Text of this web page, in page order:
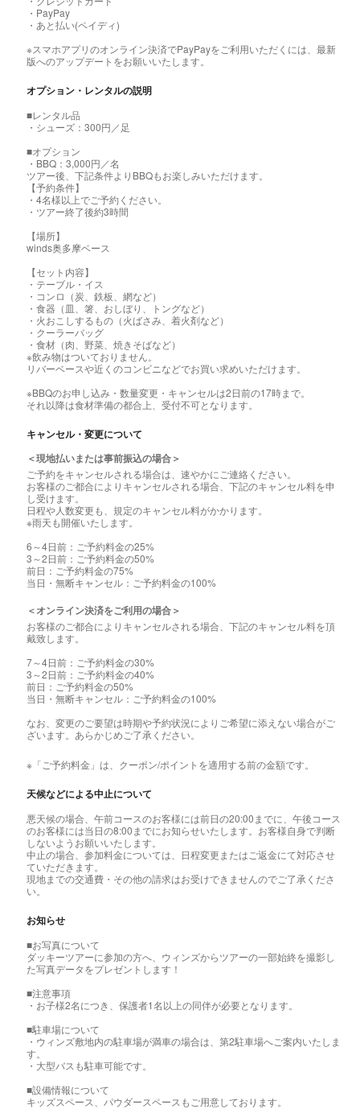
・PayPay
・あと払い(ペイディ)
※スマホアプリのオンライン決済でPayPayをご利用いただくには、最新
版へのアップデートをお願いいたします。
オプション・レンタルの説明
■レンタル品
・シューズ：300円／足
■オプション
・BBQ：3,000円／名
ツアー後、下記条件よりBBQもお楽しみいただけます。
【予約条件】
・4名様以上でご予約ください。
・ツアー終了後約3時間
【場所】
winds奥多摩ベース
【セット内容】
・テーブル・イス
・コンロ（炭、鉄板、網など）
・食器（皿、箸、おしぼり、トングなど）
・火おこしするもの（火ばさみ、着火剤など）
・クーラーバッグ
・食材（肉、野菜、焼きそばなど）
※飲み物はついておりません。
リバーベースや近くのコンビニなどでお買い求めいただけます。
※BBQのお申し込み・数量変更・キャンセルは2日前の17時まで。
それ以降は食材準備の都合上、受付不可となります。
キャンセル・変更について
＜現地払いまたは事前振込の場合＞
ご予約をキャンセルされる場合は、速やかにご連絡ください。
お客様のご都合によりキャンセルされる場合、下記のキャンセル料を申
し受けます。
日程や人数変更も、規定のキャンセル料がかかります。
※雨天も開催いたします。
6～4日前：ご予約料金の25%
3～2日前：ご予約料金の50%
前日：ご予約料金の75%
当日・無断キャンセル：ご予約料金の100%
＜オンライン決済をご利用の場合＞
お客様のご都合によりキャンセルされる場合、下記のキャンセル料を頂
戴致します。
7～4日前：ご予約料金の30%
3～2日前：ご予約料金の40%
前日：ご予約料金の50%
当日・無断キャンセル：ご予約料金の100%
なお、変更のご要望は時期や予約状況によりご希望に添えない場合がご
ざいます。あらかじめご了承ください。
※「ご予約料金」は、クーポン/ポイントを適用する前の金額です。
天候などによる中止について
悪天候の場合、午前コースのお客様には前日の20:00までに、午後コース
のお客様には当日の8:00までにお知らせいたします。お客様自身で判断
しないようお願いいたします。
中止の場合、参加料金については、日程変更またはご返金にて対応させ
ていただきます。
現地までの交通費・その他の請求はお受けできませんのでご了承くださ
い。
お知らせ
■お写真について
ダッキーツアーに参加の方へ、ウィンズからツアーの一部始終を撮影し
た写真データをプレゼントします！
■注意事項
・お子様2名につき、保護者1名以上の同伴が必要となります。
■駐車場について
・ウィンズ敷地内の駐車場が満車の場合は、第2駐車場へご案内いたしま
す。
・大型バスも駐車可能です。
■設備情報について
キッズスペース、パウダースペースもご用意しております。